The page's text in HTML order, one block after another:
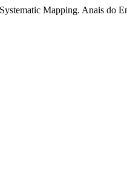
Mapping. Anais do